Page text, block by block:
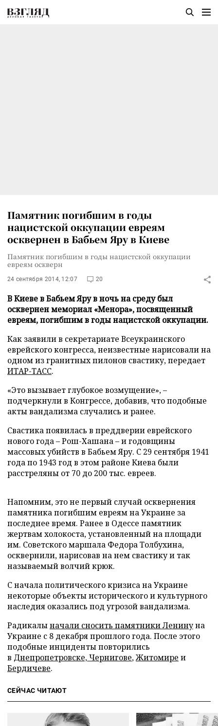
Памятник погибшим в годы
нацистской оккупации евреям
осквернен в Бабьем Яру в Киеве
Памятник погибшим в годы нацистской оккупации
евреям оскверн
24 сентября 2014, 12:07 20
В Киеве в Бабьем Яру в ночь на среду был
осквернен мемориал «Менора», посвященный
евреям, погибшим в годы нацистской оккупации.
Как заявили в секретариате Всеукраинского
еврейского конгресса, неизвестные нарисовали на
одном из гранитных пилонов свастику, передает
ИТАР-ТАСС.
«Это вызывает глубокое возмущение», –
подчеркнули в Конгрессе, добавив, что подобные
акты вандализма случались и ранее.
Свастика появилась в преддверии еврейского
нового года – Рош-Хашана – и годовщины
массовых убийств в Бабьем Яру. С 29 сентября 1941
года по 1943 год в этом районе Киева были
расстреляны от 70 до 200 тыс. евреев.
Напомним, это не первый случай осквернения
памятника погибшим евреям на Украине за
последнее время. Ранее в Одессе памятник
жертвам холокоста, установленный на площади
им. Советского маршала Федора Толбухина,
осквернили, нарисовав на нем свастику и так
называемый волчий крюк.
С начала политического кризиса на Украине
некоторые объекты исторического и культурного
наследия оказались под угрозой вандализма.
Радикалыначали сносить памятники Ленинуна
Украине с 8 декабря прошлого года. После этого
подобные инциденты повторились
в Днепропетровске, Чернигове,Житомире и
Бердичеве.
СЕЙЧАС ЧИТАЮТ